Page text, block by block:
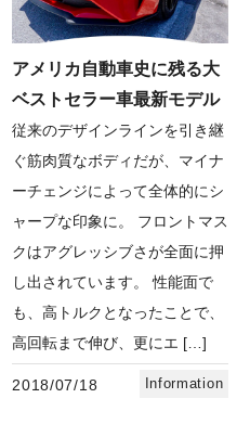
アメリカ自動車史に残る大
ベストセラー車最新モデル
従来のデザインラインを引き継
ぐ筋肉質なボディだが、マイナ
ーチェンジによって全体的にシ
ャープな印象に。 フロントマス
クはアグレッシブさが全面に押
し出されています。 性能面で
も、高トルクとなったことで、
高回転まで伸び、更にエ […]
2018/07/18 Information